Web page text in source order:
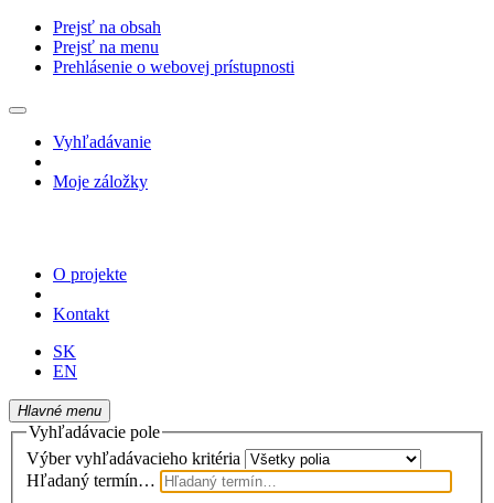
Prejsť na obsah
Prejsť na menu
Prehlásenie o webovej prístupnosti
Vyhľadávanie
Moje záložky
O projekte
Kontakt
SK
EN
Hlavné menu
Vyhľadávacie pole
Výber vyhľadávacieho kritéria
Hľadaný termín…